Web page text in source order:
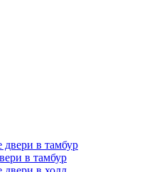
в тамбур